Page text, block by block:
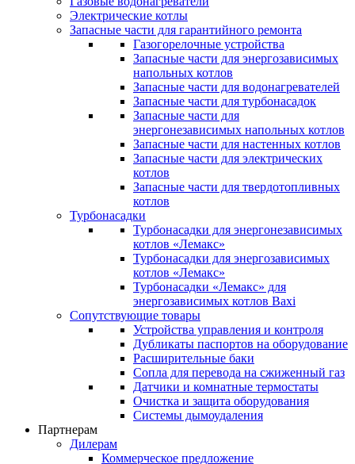
Электрические котлы
Запасные части для гарантийного ремонта
Газогорелочные устройства
Запасные части для энергозависимых
напольных котлов
Запасные части для водонагревателей
Запасные части для турбонасадок
Запасные части для
энергонезависимых напольных котлов
Запасные части для настенных котлов
Запасные части для электрических
котлов
Запасные части для твердотопливных
котлов
Турбонасадки
Турбонасадки для энергонезависимых
котлов «Лемакс»
Турбонасадки для энергозависимых
котлов «Лемакс»
Турбонасадки «Лемакс» для
энергозависимых котлов Baxi
Сопутствующие товары
Устройства управления и контроля
Дубликаты паспортов на оборудование
Расширительные баки
Сопла для перевода на сжиженный газ
Датчики и комнатные термостаты
Очистка и защита оборудования
Системы дымоудаления
Партнерам
Дилерам
Коммерческое предложение